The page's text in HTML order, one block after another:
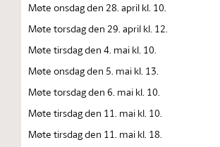
Møte onsdag den 28. april kl. 10.
Møte torsdag den 29. april kl. 12.
Møte tirsdag den 4. mai kl. 10.
Møte onsdag den 5. mai kl. 13.
Møte torsdag den 6. mai kl. 10.
Møte tirsdag den 11. mai kl. 10.
Møte tirsdag den 11. mai kl. 18.